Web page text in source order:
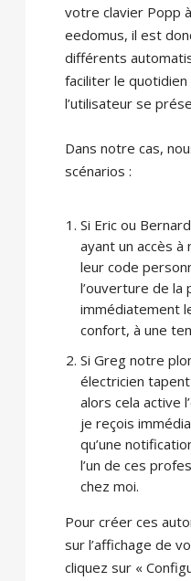
votre clavier Popp
eedomus, il est
différents
faciliter le quotidien
l’utilisateur se
Dans notre cas,
scénarios :
Si Eric ou
ayant un accès
leur code
l’ouverture de
immédiatement
confort, à une
Si Greg notre
électricien
alors cela active
je reçois
qu’une
l’un de ces
chez moi.
Pour créer ces
sur l’affichage de
cliquez sur «